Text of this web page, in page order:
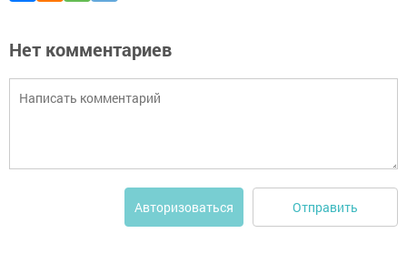
Нет комментариев
Авторизоваться Отправить